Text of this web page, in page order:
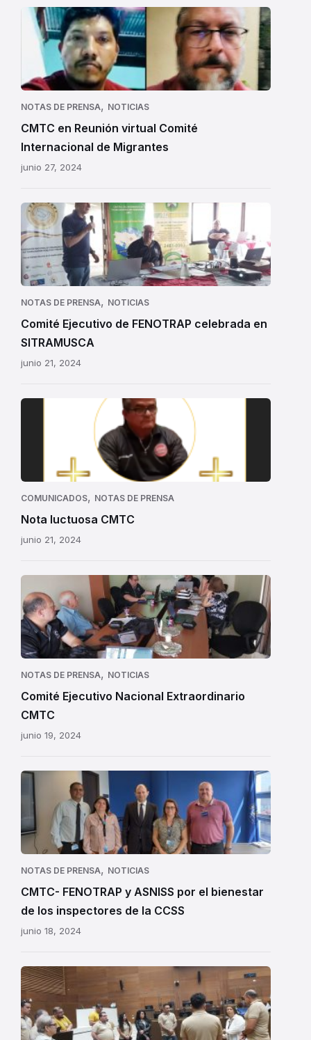
NOTAS DE PRENSA, NOTICIAS
CMTC en Reunión virtual Comité
Internacional de Migrantes
junio 27, 2024
NOTAS DE PRENSA, NOTICIAS
Comité Ejecutivo de FENOTRAP celebrada en
SITRAMUSCA
junio 21, 2024
Nota
Alberto
Gómez
COMUNICADOS, NOTAS DE PRENSA
Nota luctuosa CMTC
junio 21, 2024
NOTAS DE PRENSA, NOTICIAS
Comité Ejecutivo Nacional Extraordinario
CMTC
junio 19, 2024
CMTC-
FENOTRAP
ASNISS
por
el
de
los
inspectores de la CCSS
NOTAS DE PRENSA, NOTICIAS
CMTC- FENOTRAP y ASNISS por el bienestar
de los inspectores de la CCSS
junio 18, 2024